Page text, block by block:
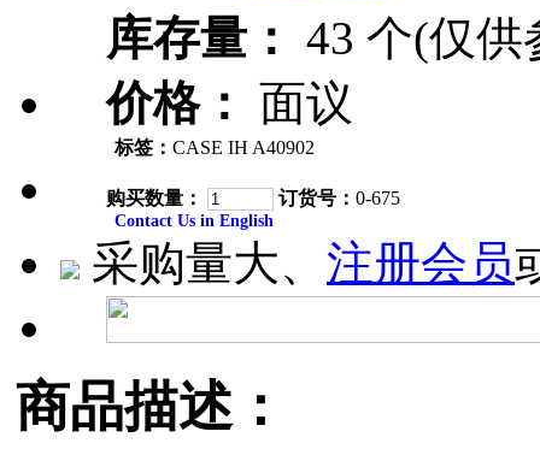
库存量： 43 个(仅供
价格： 面议
标签： CASE IH A40902
购买数量： 订货号： 0-675
Contact Us in English
采购量大、 注册会员
商品描述：